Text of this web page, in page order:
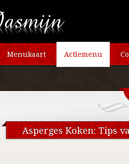
Menukaart Actiemenu
Asperges Koken: Tips